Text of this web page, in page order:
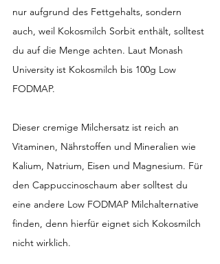
nur aufgrund des Fettgehalts, sondern
auch, weil Kokosmilch Sorbit enthält, solltest
du auf die Menge achten. Laut Monash
University ist Kokosmilch bis 100g Low
FODMAP.
Dieser cremige Milchersatz ist reich an
Vitaminen, Nährstoffen und Mineralien wie
Kalium, Natrium, Eisen und Magnesium. Für
den Cappuccinoschaum aber solltest du
eine andere Low FODMAP Milchalternative
finden, denn hierfür eignet sich Kokosmilch
nicht wirklich.